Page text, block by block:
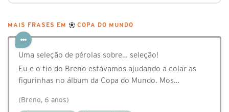
MAIS FRASES EM COPA DO MUNDO
Uma seleção de pérolas sobre… seleção!
Eu e o tio do Breno estávamos ajudando a colar as
figurinhas no álbum da Copa do Mundo. Mos…
(Breno, 6 anos)